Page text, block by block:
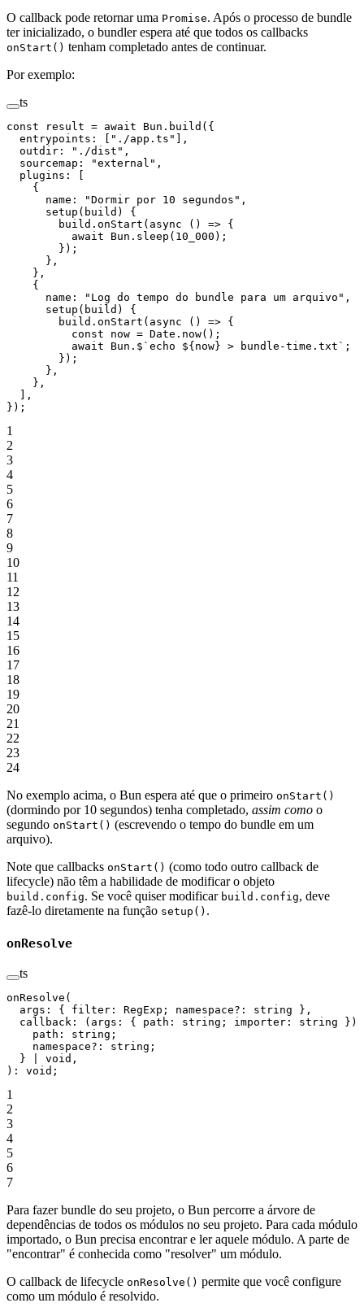
O callback pode retornar uma Promise. Após o processo de bundle
ter inicializado, o bundler espera até que todos os callbacks
onStart() tenham completado antes de continuar.
Por exemplo:
ts
const result = await Bun. build ({
  entrypoints: [
"./app.ts"
],
  outdir:
"./dist" ,
  sourcemap:
"external" ,
  plugins: [
    {
      name:
"Dormir por 10 segundos" ,
      setup
( build ) {
        build.
onStart ( async () => {
          await
Bun. sleep ( 10_000 );
        });
      },
    },
    {
      name:
"Log do tempo do bundle para um arquivo" ,
      setup
( build ) {
        build.
onStart ( async () => {
          const
now = Date. now();
          await
Bun. $ `echo ${ now } > bundle-time.txt` ;
        });
      },
    },
  ],
});
1
2
3
4
5
6
7
8
9
10
11
12
13
14
15
16
17
18
19
20
21
22
23
24
No exemplo acima, o Bun espera até que o primeiro onStart()
(dormindo por 10 segundos) tenha completado, assim como o
segundo onStart() (escrevendo o tempo do bundle em um
arquivo).
Note que callbacks onStart() (como todo outro callback de
lifecycle) não têm a habilidade de modificar o objeto
build.config. Se você quiser modificar build.config, deve
fazê-lo diretamente na função setup() .
onResolve
ts
onResolve (
  args: { filter: RegExp; namespace
?:
string },
  callback: (
args : { path : string ; importer : string })
    path
: string;
    namespace
?:
string;
  }
void ,
): void ;
1
2
3
4
5
6
7
Para fazer bundle do seu projeto, o Bun percorre a árvore de
dependências de todos os módulos no seu projeto. Para cada módulo
importado, o Bun precisa encontrar e ler aquele módulo. A parte de
"encontrar" é conhecida como "resolver" um módulo.
O callback de lifecycle onResolve() permite que você configure
como um módulo é resolvido.